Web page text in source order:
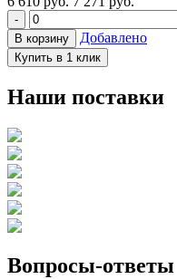
-
В корзину
Добавлено
Купить в 1 клик
Наши поставки
Вопросы-ответы